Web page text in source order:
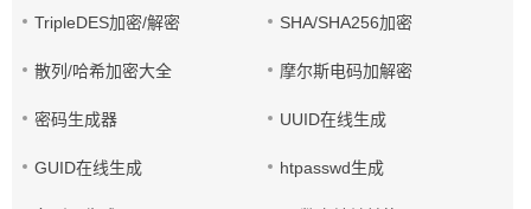
TripleDES加密/解密 SHA/SHA256加密
散列/哈希加密大全 摩尔斯电码加解密
密码生成器 UUID在线生成
GUID在线生成 htpasswd生成